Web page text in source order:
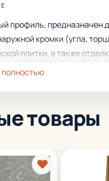
профиль, предназначен
кромки (угла,
плитки, а также
покрытием
полностью
товары